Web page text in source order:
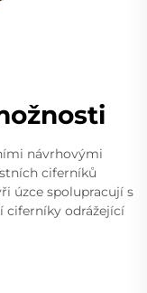
návrhovými
ciferníků
úzce spolupracují s
ciferníky odrážející